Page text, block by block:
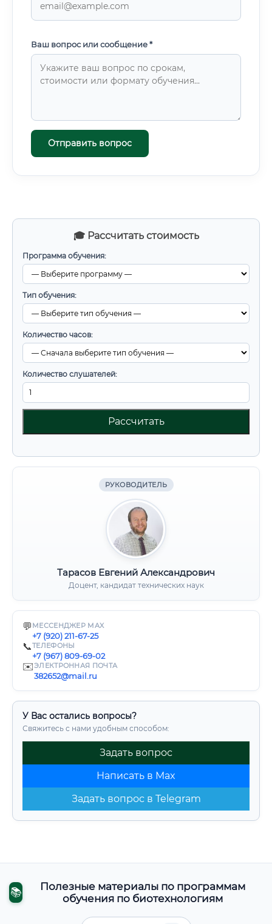
🎓 Рассчитать стоимость
Программа обучения:
Тип обучения:
Количество часов:
Количество слушателей:
Рассчитать
РУКОВОДИТЕЛЬ
Тарасов Евгений Александрович
Доцент, кандидат технических наук
💬 МЕССЕНДЖЕР MAX
+7 (920) 211-67-25
📞ТЕЛЕФОНЫ
+7 (967) 809-69-02
✉️ЭЛЕКТРОННАЯ ПОЧТА
382652@mail.ru
У Вас остались вопросы?
Свяжитесь с нами удобным способом:
Задать вопрос
Написать в Max
Задать вопрос в Telegram
Ваш вопрос или сообщение *
Отправить вопрос
📚
Полезные материалы по программам
обучения по биотехнологиям